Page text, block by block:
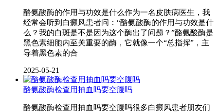
酪氨酸酶的作用与功效是什么作为一名皮肤病医生，我
经常会听到白癜风患者问：“酪氨酸酶的作用与功效是什
么？我的白斑是不是因为这个酶出了问题？”酪氨酸酶是
黑色素细胞内至关重要的酶，它就像一个“总指挥”，主
导着黑色素的合
2025-05-21
酪氨酸酶检查用抽血吗要空腹吗
酪氨酸酶检查用抽血吗要空腹吗很多白癜风患者朋友们